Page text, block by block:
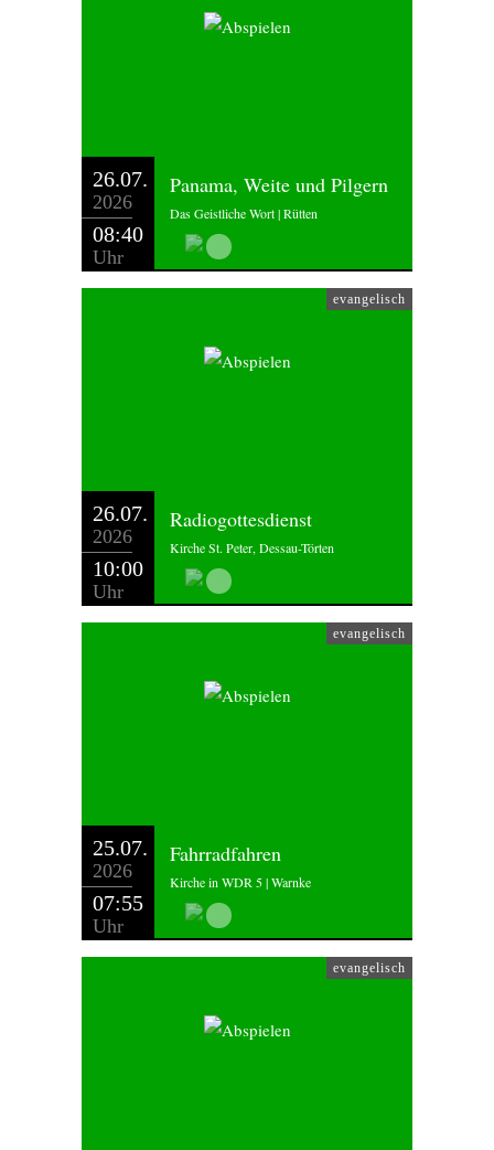
26.07.
2026
08:40
Uhr
Panama, Weite und Pilgern
Das Geistliche Wort | Rütten
evangelisch
26.07.
2026
10:00
Uhr
Radiogottesdienst
Kirche St. Peter, Dessau-Törten
evangelisch
25.07.
2026
07:55
Uhr
Fahrradfahren
Kirche in WDR 5 | Warnke
evangelisch